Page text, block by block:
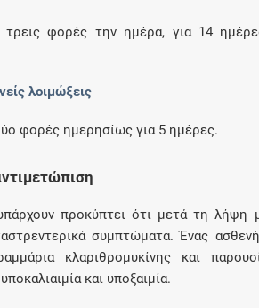
τρεις φορές την ημέρα, για 14
λοιμώξεις
φορές ημερησίως για 5 ημέρες.
προκύπτει ότι μετά τη λήψη
συμπτώματα. Ένας
κλαριθρομυκίνης και
και υποξαιμία.